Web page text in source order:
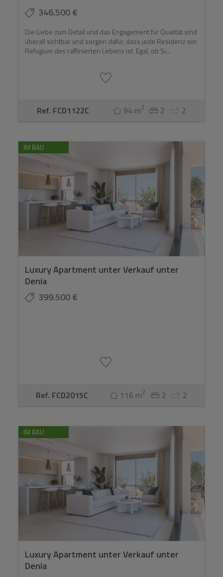
346.500 €
Die Liebe zum Detail und das Engagement für Qualität sind
überall sichtbar und sorgen dafür, dass jede Residenz ein
Refugium des raffinierten Lebens ist. Egal, ob Si...
Ref. FCD1122C 94 m2 2 2
IM BAU
Luxury Apartment unter Verkauf unter
Denia
399.500 €
Ref. FCD2015C 116 m2 2 2
IM BAU
Luxury Apartment unter Verkauf unter
Denia